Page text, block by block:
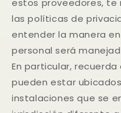
estos proveedores, te
las políticas de
entender la manera
personal será
En particular,
pueden estar
instalaciones que se